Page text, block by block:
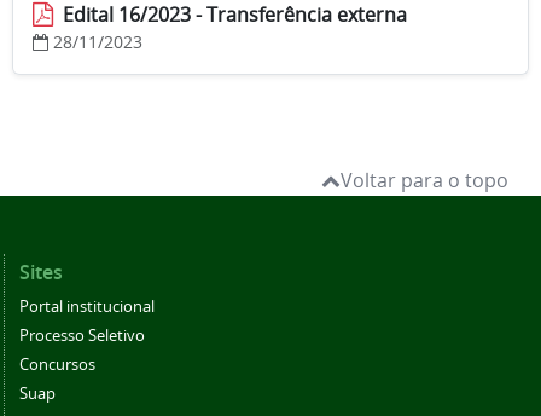
Edital 16/2023 - Transferência externa
28/11/2023
Voltar para o topo
Sites
Portal institucional
Processo Seletivo
Concursos
Suap